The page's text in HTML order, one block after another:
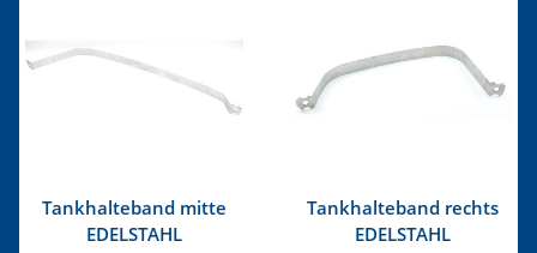
Tankhalteband mitte
EDELSTAHL
Tankhalteband rechts
EDELSTAHL